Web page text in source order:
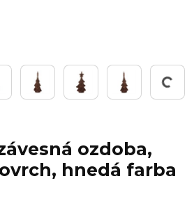
Working...
ozdoba,
hnedá farba